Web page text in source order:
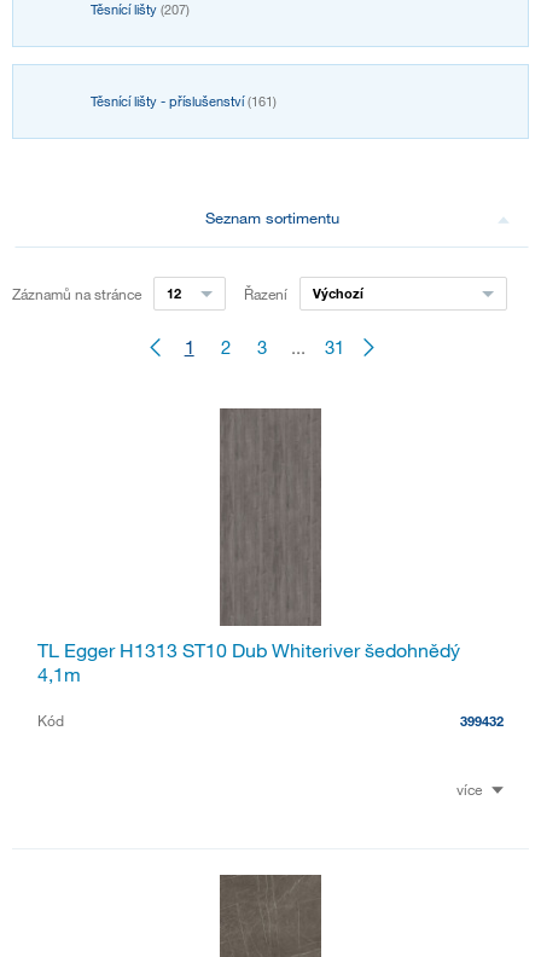
Těsnící lišty (207)
Těsnící lišty - příslušenství(161)
Seznam sortimentu
Záznamů na stránce 12 Řazení Výchozí
1 2 3 ... 31
TL Egger H1313 ST10 Dub Whiteriver šedohnědý
4,1m
Kód 399432
více